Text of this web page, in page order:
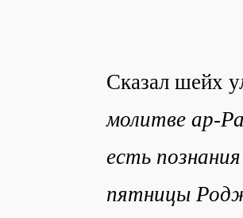
Сказал шейх
молитве ар-
есть
пятницы